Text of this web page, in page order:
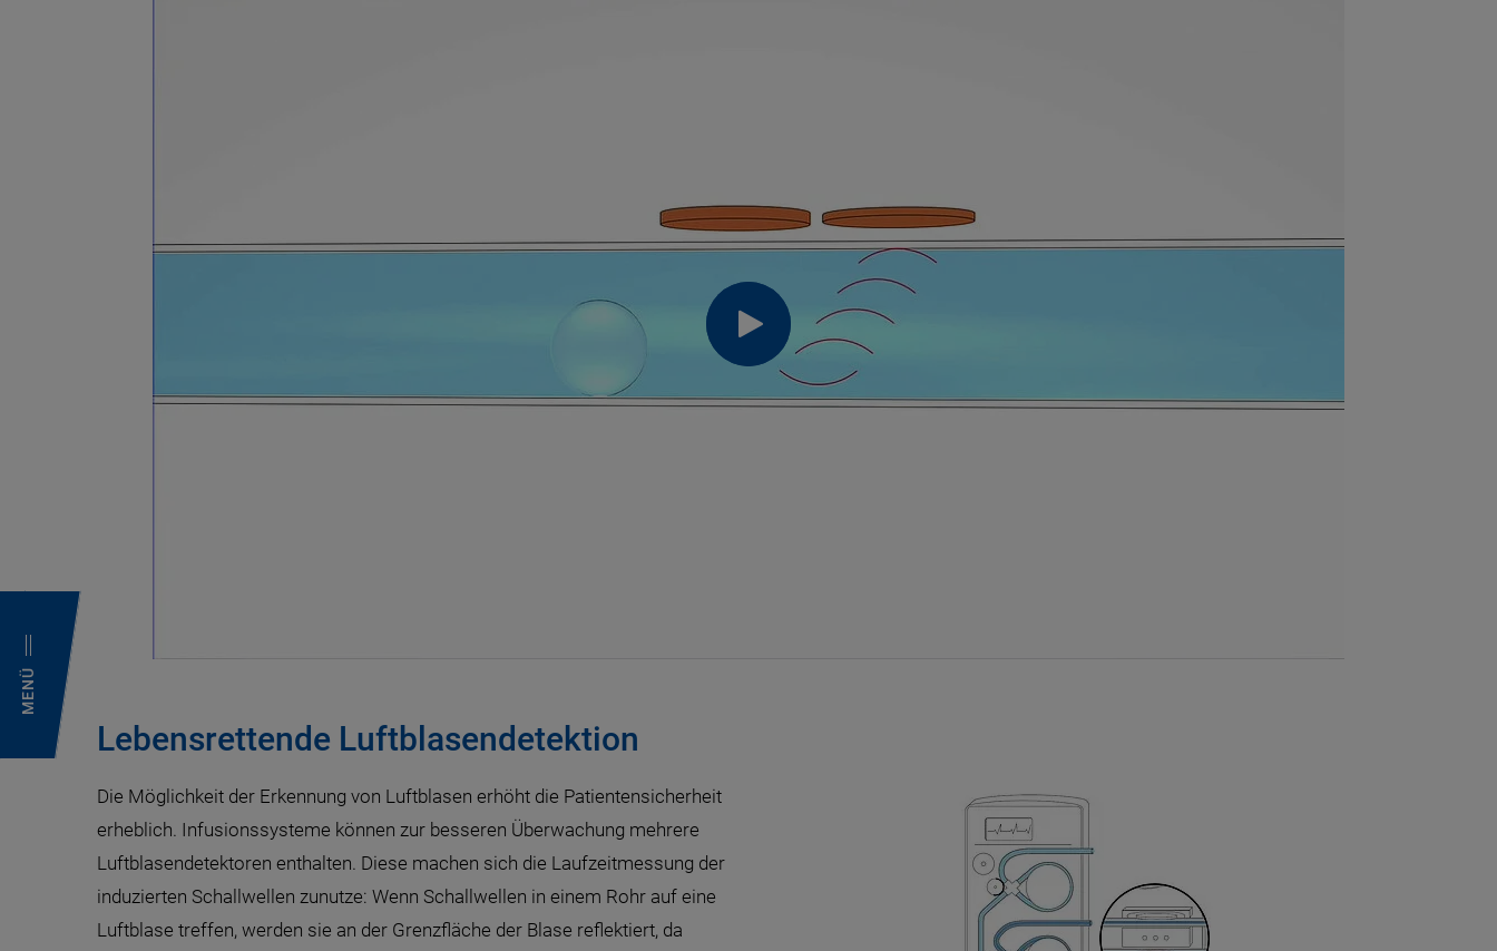
MENÜ
Lebensrettende Luftblasendetektion
Die Möglichkeit der Erkennung von Luftblasen erhöht die Patientensicherheit
erheblich. Infusionssysteme können zur besseren Überwachung mehrere
Luftblasendetektoren enthalten. Diese machen sich die Laufzeitmessung der
induzierten Schallwellen zunutze: Wenn Schallwellen in einem Rohr auf eine
Luftblase treffen, werden sie an der Grenzfläche der Blase reflektiert, da